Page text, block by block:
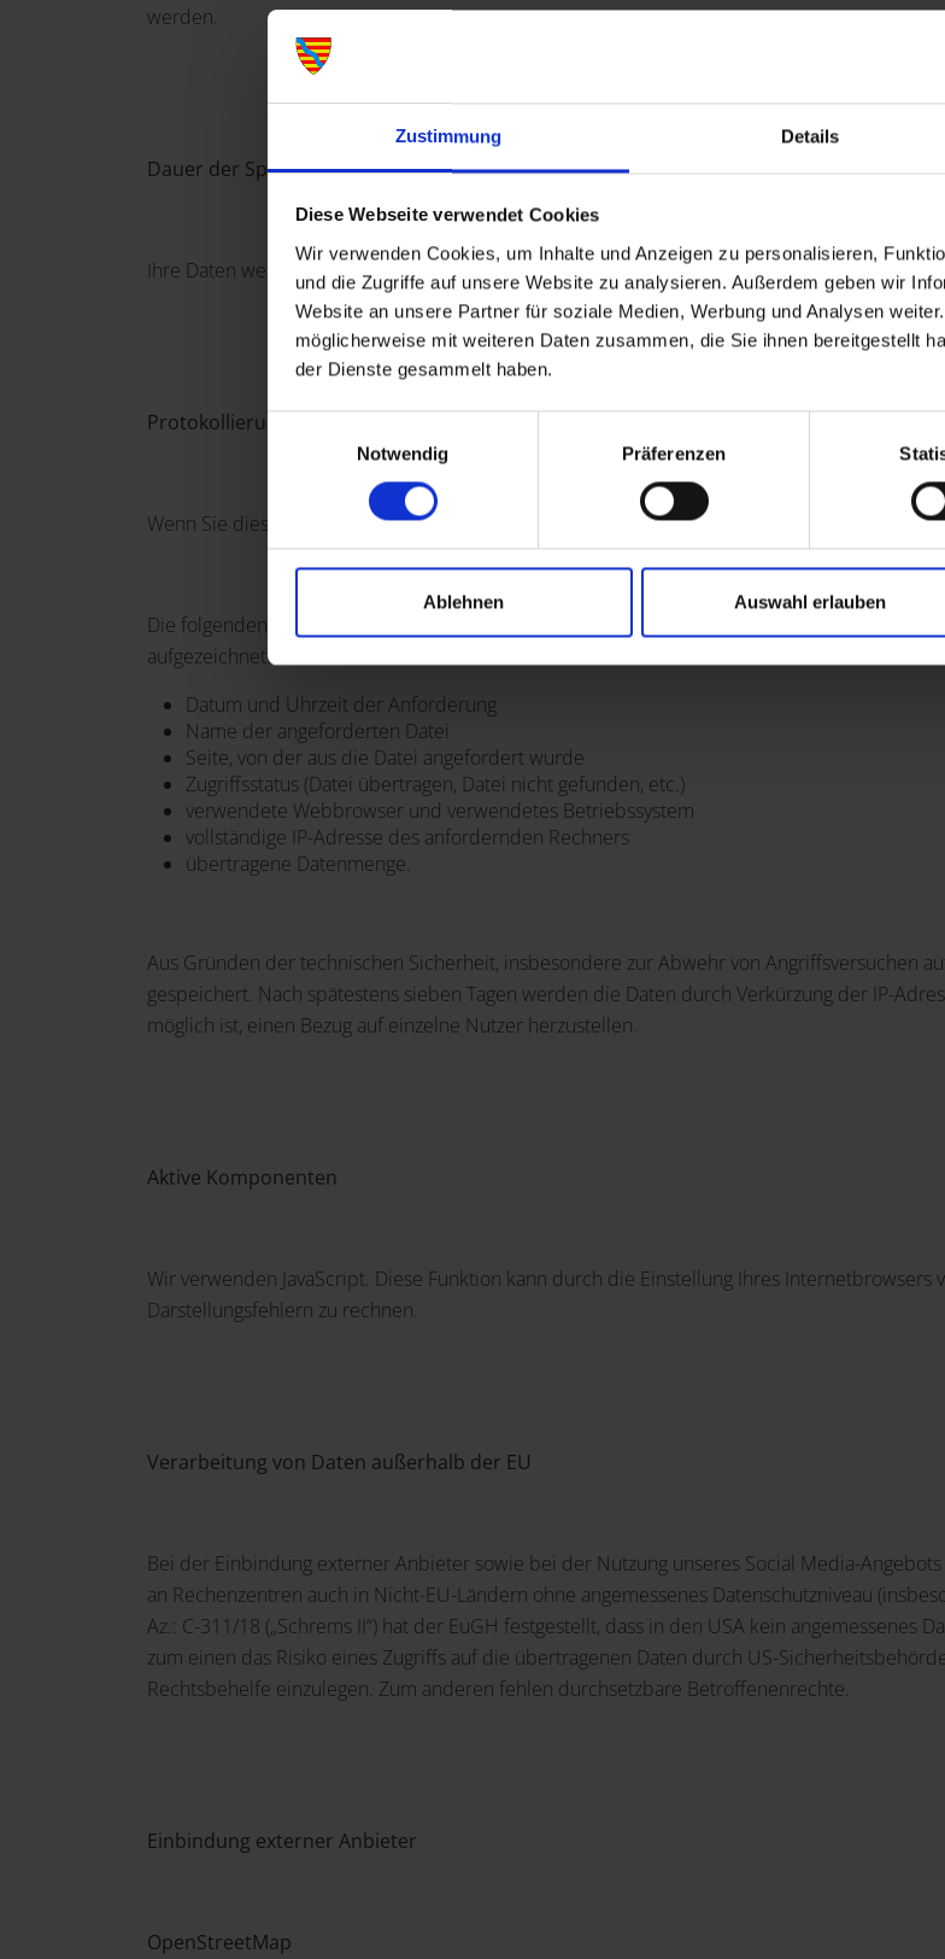
Zustimmung Details
Diese Webseite verwendet Cookies
Wir verwenden Cookies, um Inhalte und Anzeigen zu personalisieren,
und die Zugriffe auf unsere Website zu analysieren. Außerdem geben wir
Website an unsere Partner für soziale Medien, Werbung und Analysen
möglicherweise mit weiteren Daten zusammen, die Sie ihnen bereitgestellt
der Dienste gesammelt haben.
Notwendig
Präferenzen
Ablehnen Auswahl erlauben
werden.
Dauer der Speicherung der personenbezogenen Daten
Ihre Daten werden nur so lange gespeichert, wie dies unter Beachtung gesetzlicher
Protokollierung
Wenn Sie diese oder andere Internetseiten aufrufen, übermitteln Sie über Ihren
Die folgenden Daten werden während einer laufenden Verbindung zur Kommunikation
aufgezeichnet:
Datum und Uhrzeit der Anforderung
Name der angeforderten Datei
Seite, von der aus die Datei angefordert wurde
Zugriffsstatus (Datei übertragen, Datei nicht gefunden, etc.)
verwendete Webbrowser und verwendetes Betriebssystem
vollständige IP-Adresse des anfordernden Rechners
übertragene Datenmenge.
Aus Gründen der technischen Sicherheit, insbesondere zur Abwehr von Angriffsversuchen
gespeichert. Nach spätestens sieben Tagen werden die Daten durch Verkürzung der IP-
möglich ist, einen Bezug auf einzelne Nutzer herzustellen.
Aktive Komponenten
Wir verwenden JavaScript. Diese Funktion kann durch die Einstellung Ihres
Darstellungsfehlern zu rechnen.
Verarbeitung von Daten außerhalb der EU
Bei der Einbindung externer Anbieter sowie bei der Nutzung unseres Social Media-
an Rechenzentren auch in Nicht-EU-Ländern ohne angemessenes Datenschutzniveau
Az.: C-311/18 („Schrems II“) hat der EuGH festgestellt, dass in den USA kein
zum einen das Risiko eines Zugriffs auf die übertragenen Daten durch US-
Rechtsbehelfe einzulegen. Zum anderen fehlen durchsetzbare Betroffenenrechte.
Einbindung externer Anbieter
OpenStreetMap